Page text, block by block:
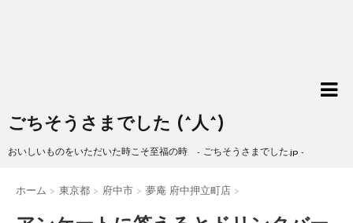
ごちそうさまでした (^人^)
おいしいものをいただいた時こそ至福の時 - ごちそうさまでした.jp -
ホーム > 東京都 > 府中市 > 夢庵 府中押立町店 >